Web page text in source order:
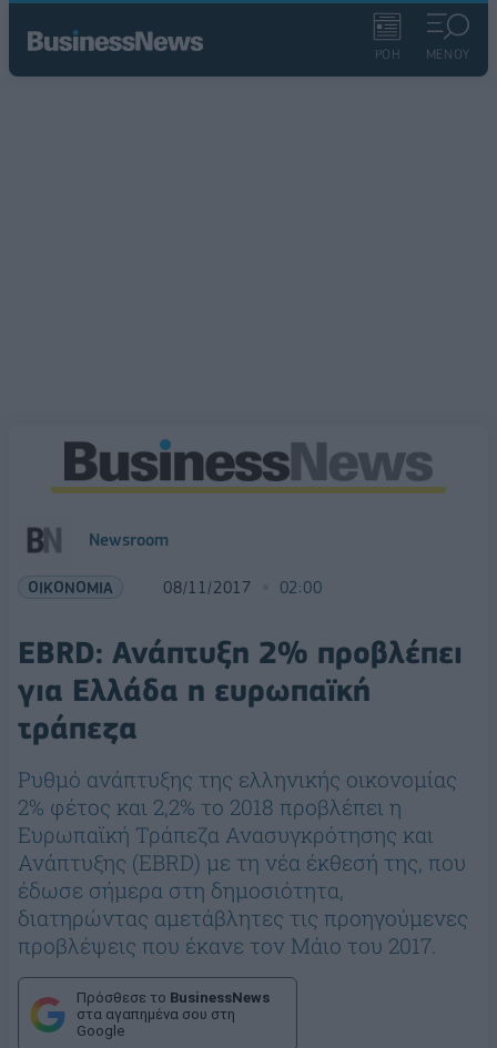
ΡΟΗ ΜΕΝΟΥ
Newsroom
ΟΙΚΟΝΟΜΙΑ 08/11/2017 02:00
ΕΒRD: Ανάπτυξη 2% προβλέπει
για Ελλάδα η ευρωπαϊκή
τράπεζα
Ρυθμό ανάπτυξης της ελληνικής οικονομίας
2% φέτος και 2,2% το 2018 προβλέπει η
Ευρωπαϊκή Τράπεζα Ανασυγκρότησης και
Ανάπτυξης (EBRD) με τη νέα έκθεσή της, που
έδωσε σήμερα στη δημοσιότητα,
διατηρώντας αμετάβλητες τις προηγούμενες
προβλέψεις που έκανε τον Μάιο του 2017.
Πρόσθεσε το BusinessNews
στα αγαπημένα σου στη
Google